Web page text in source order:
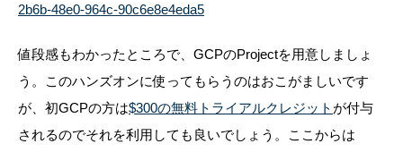
2b6b-48e0-964c-90c6e8e4eda5
値段感もわかったところで、GCPのProjectを用意しましょ
う。このハンズオンに使ってもらうのはおこがましいです
が、初GCPの方は$300の無料トライアルクレジット が付与
されるのでそれを利用しても良いでしょう。
ここからは